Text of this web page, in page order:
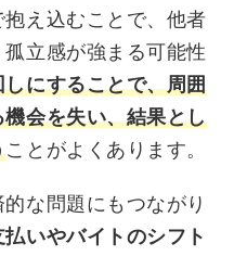
え込むことで、他者
立感が強まる可能性
にすることで、周囲
会を失い、結果とし
ことがよくあります。
な問題にもつながり
いやバイトのシフト